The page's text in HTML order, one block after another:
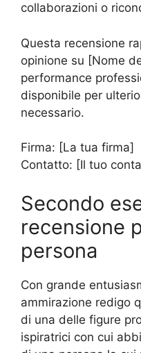
collaborazioni o
Questa recensione
opinione su [Nome
performance
disponibile per
necessario.
Firma: [La tua firma]
Contatto: [Il tuo
Secondo
recensione
persona
Con grande
ammirazione redigo
di una delle figure
ispiratrici con cui